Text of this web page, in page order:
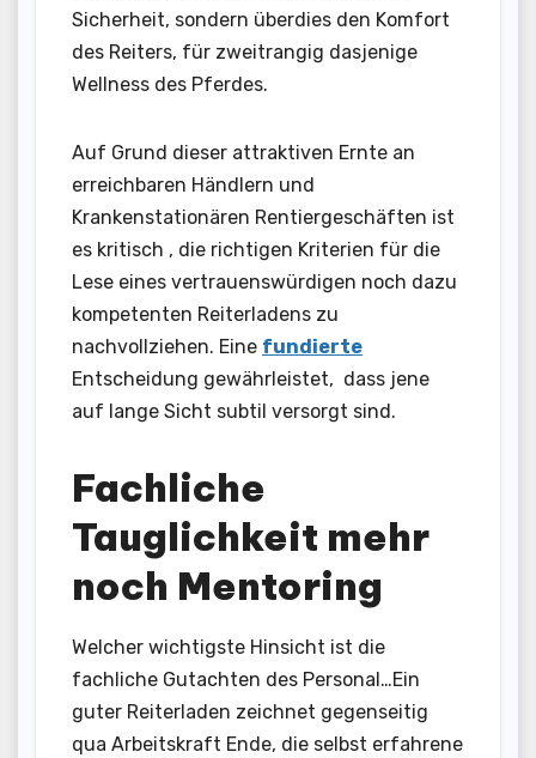
Sicherheit, sondern überdies den Komfort
des Reiters, für zweitrangig dasjenige
Wellness des Pferdes.
Auf Grund dieser attraktiven Ernte an
erreichbaren Händlern und
Krankenstationären Rentiergeschäften ist
es kritisch , die richtigen Kriterien für die
Lese eines vertrauenswürdigen noch dazu
kompetenten Reiterladens zu
nachvollziehen. Eine fundierte
Entscheidung gewährleistet, dass jene
auf lange Sicht subtil versorgt sind.
Fachliche
Tauglichkeit mehr
noch Mentoring
Welcher wichtigste Hinsicht ist die
fachliche Gutachten des Personal…Ein
guter Reiterladen zeichnet gegenseitig
qua Arbeitskraft Ende, die selbst erfahrene